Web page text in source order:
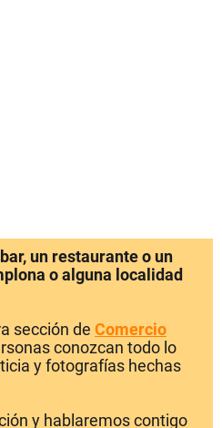
un restaurante o un
o alguna localidad
sección de Comercio
conozcan todo lo
y fotografías hechas
y hablaremos contigo